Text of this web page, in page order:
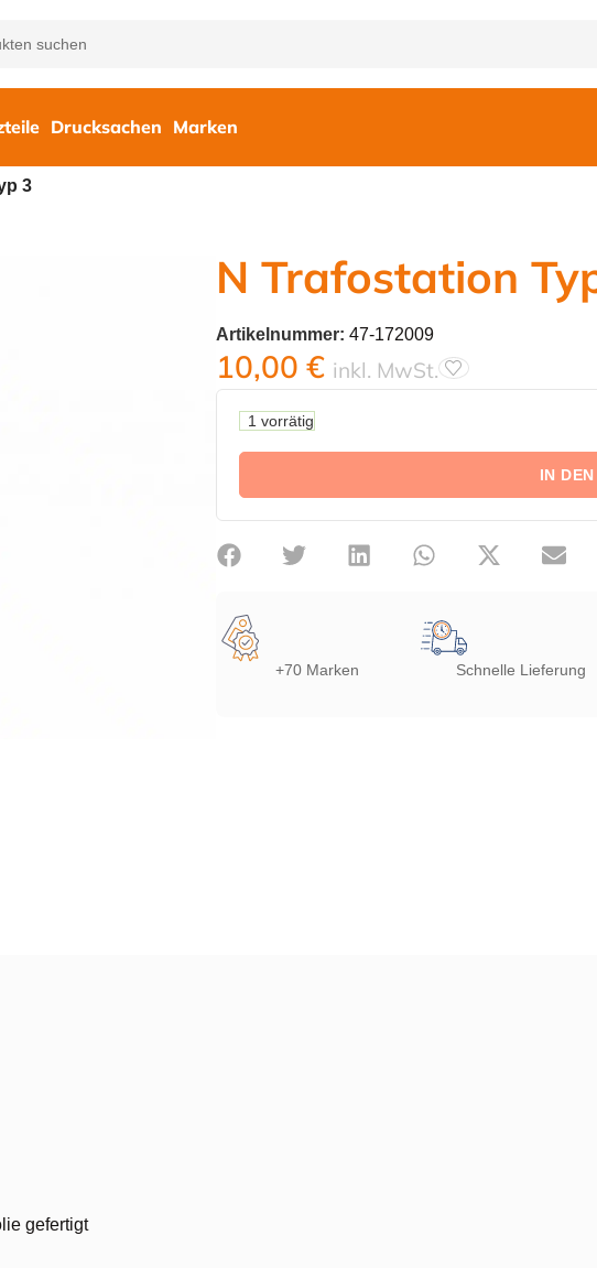
Drucksachen Marken
3
N Trafostation
Artikelnummer: 47-172009
10,00 € inkl. MwSt.
1 vorrätig
IN
+70 Marken Schnelle Lieferung
gefertigt